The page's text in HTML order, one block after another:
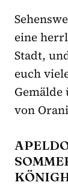
eine
Stadt,
euch
von